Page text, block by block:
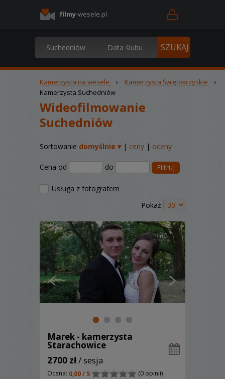
filmy-wesele.pl
Kamerzysta na wesele › Kamerzysta Świętokrzyskie
›
Kamerzysta Suchedniów
Wideofilmowanie
Suchedniów
Sortowanie domyślnie ▾| ceny | oceny
Cena od do Filtruj
Usługa z fotografem
Pokaż
Marek - kamerzysta
Starachowice
2700 zł/ sesja
Ocena: 0,00 / 5
(0 opinii)